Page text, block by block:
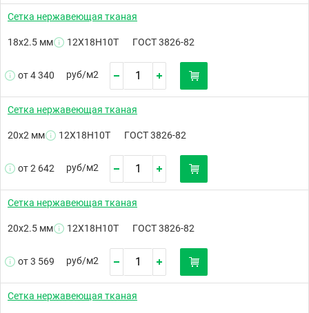
Сетка нержавеющая тканая
18х2.5 мм 12Х18Н10Т ГОСТ 3826-82
от 4 340 руб/м2
Сетка нержавеющая тканая
20х2 мм 12Х18Н10Т ГОСТ 3826-82
от 2 642 руб/м2
Сетка нержавеющая тканая
20х2.5 мм 12Х18Н10Т ГОСТ 3826-82
от 3 569 руб/м2
Сетка нержавеющая тканая